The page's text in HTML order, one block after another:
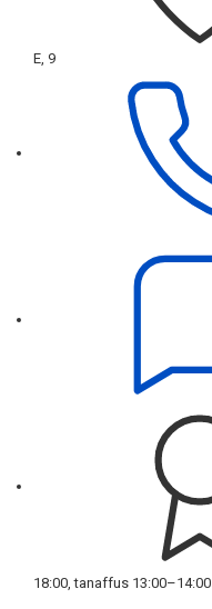
E, 9
18:00, tanaffus 13:00–14:00